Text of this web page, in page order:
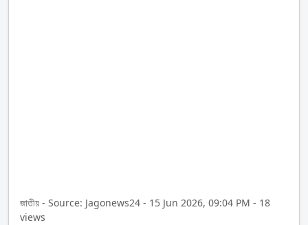
জাতীয় - Source: Jagonews24 - 15 Jun 2026, 09:04 PM - 18
views